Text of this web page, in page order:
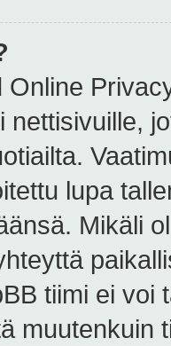
Online
nettisivuille,
lupa
Mikäli
tiimi ei
muutenkuin